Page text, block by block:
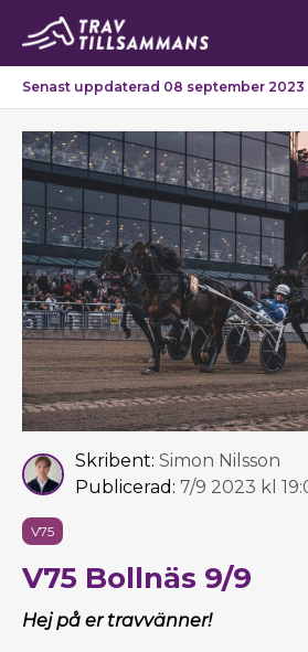
Senast uppdaterad 08 september 2023
Skribent: Simon Nilsson
Publicerad: 7/9 2023 kl
V75
V75 Bollnäs 9/9
Hej på er travvänner!